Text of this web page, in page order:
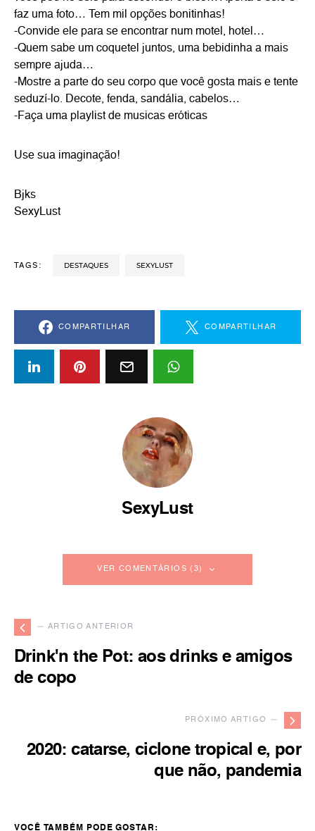
faz uma foto… Tem mil opções bonitinhas!
-Convide ele para se encontrar num motel, hotel…
-Quem sabe um coquetel juntos, uma bebidinha a mais
sempre ajuda…
-Mostre a parte do seu corpo que você gosta mais e tente
seduzí-lo. Decote, fenda, sandália, cabelos…
-Faça uma playlist de musicas eróticas
Use sua imaginação!
Bjks
SexyLust
TAGS: DESTAQUES SEXYLUST
COMPARTILHAR COMPARTILHAR
SexyLust
VER COMENTÁRIOS (3)
— ARTIGO ANTERIOR
Drink'n the Pot: aos drinks e amigos
de copo
PRÓXIMO ARTIGO —
2020: catarse, ciclone tropical e, por
que não, pandemia
VOCÊ TAMBÉM PODE GOSTAR: